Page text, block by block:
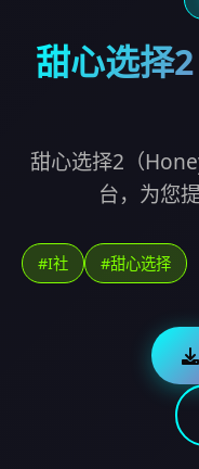
甜心选择
甜心选择2（
台，为您
#I社 #甜心选择